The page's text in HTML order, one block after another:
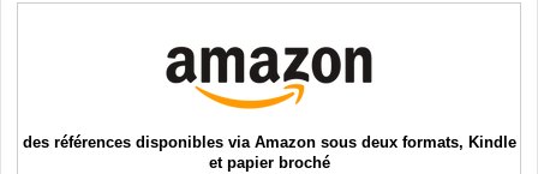
des références disponibles via Amazon sous deux formats, Kindle
et papier broché